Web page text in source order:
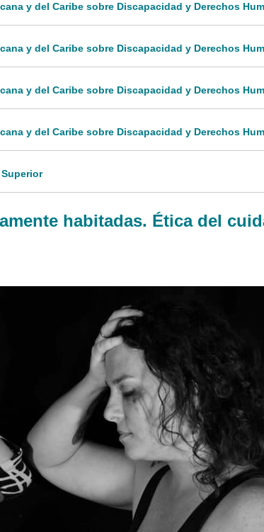
y del Caribe sobre Discapacidad y Derechos
y del Caribe sobre Discapacidad y Derechos
y del Caribe sobre Discapacidad y Derechos
y del Caribe sobre Discapacidad y Derechos
habitadas. Ética del